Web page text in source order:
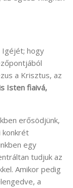
Igéjét; hogy
a Krisztus, az
Isten fiaivá,
erősödjünk,
konkrét
egy
tudjuk az
Amikor pedig
a